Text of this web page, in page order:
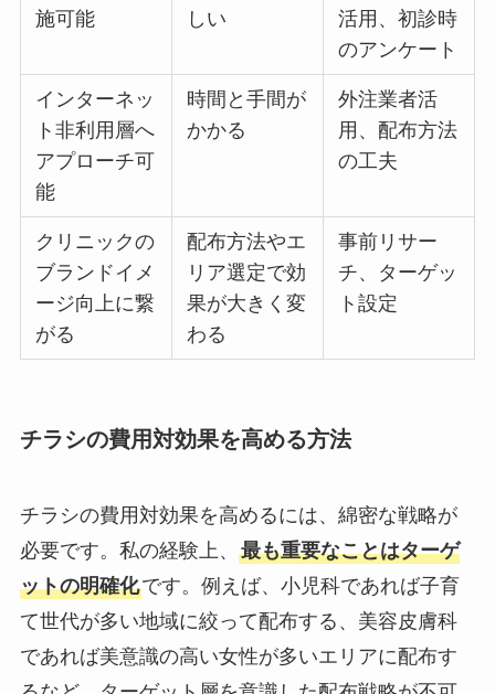
施可能
しい
活用、初診時
のアンケート
インターネッ
ト非利用層へ
アプローチ可
能
時間と手間が
かかる
外注業者活
用、配布方法
の工夫
クリニックの
ブランドイメ
ージ向上に繋
がる
配布方法やエ
リア選定で効
果が大きく変
わる
事前リサー
チ、ターゲッ
ト設定
チラシの費用対効果を高める方法
チラシの費用対効果を高めるには、綿密な戦略が
必要です。私の経験上、 最も重要なことはターゲ
ットの明確化です。例えば、小児科であれば子育
て世代が多い地域に絞って配布する、美容皮膚科
であれば美意識の高い女性が多いエリアに配布す